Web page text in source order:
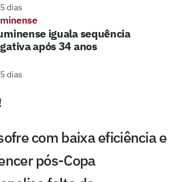
dias
iguala sequência
após 34 anos
dias
com baixa eficiência e
pós-Copa